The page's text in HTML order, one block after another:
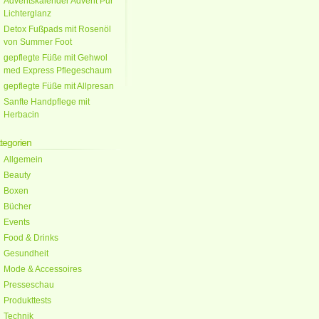
Lichterglanz
Detox Fußpads mit Rosenöl
von Summer Foot
gepflegte Füße mit Gehwol
med Express Pflegeschaum
gepflegte Füße mit Allpresan
Sanfte Handpflege mit
Herbacin
Allgemein
Beauty
Boxen
Bücher
Events
Food & Drinks
Gesundheit
Mode & Accessoires
Presseschau
Produkttests
Technik